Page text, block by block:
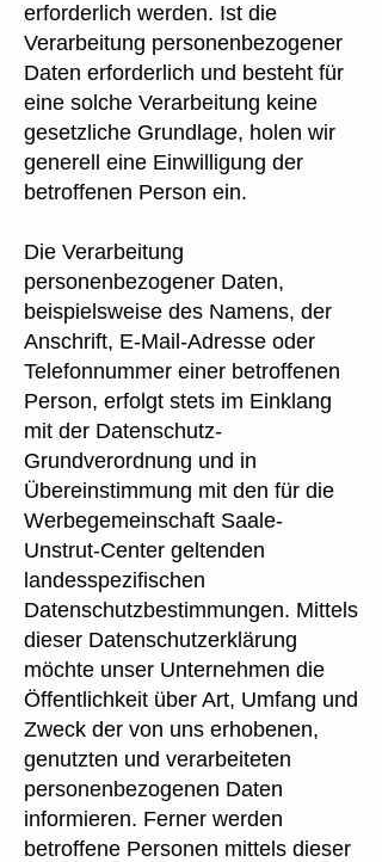
erforderlich werden. Ist die
Verarbeitung personenbezogener
Daten erforderlich und besteht für
eine solche Verarbeitung keine
gesetzliche Grundlage, holen wir
generell eine Einwilligung der
betroffenen Person ein.
Die Verarbeitung
personenbezogener Daten,
beispielsweise des Namens, der
Anschrift, E-Mail-Adresse oder
Telefonnummer einer betroffenen
Person, erfolgt stets im Einklang
mit der Datenschutz-
Grundverordnung und in
Übereinstimmung mit den für die
Werbegemeinschaft Saale-
Unstrut-Center geltenden
landesspezifischen
Datenschutzbestimmungen. Mittels
dieser Datenschutzerklärung
möchte unser Unternehmen die
Öffentlichkeit über Art, Umfang und
Zweck der von uns erhobenen,
genutzten und verarbeiteten
personenbezogenen Daten
informieren. Ferner werden
betroffene Personen mittels dieser